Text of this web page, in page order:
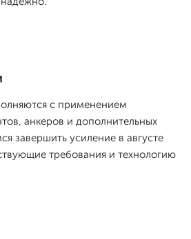
с применением
анкеров и дополнительных
завершить усиление в августе
требования и технологию